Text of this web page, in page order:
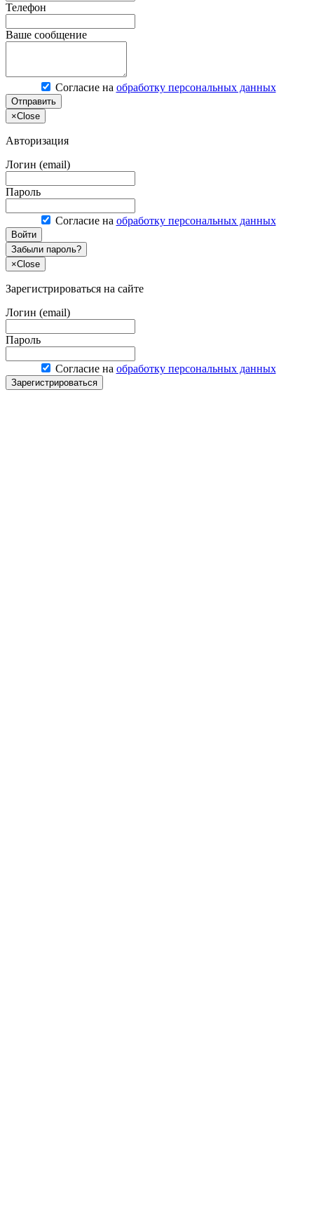
Телефон
Ваше сообщение
Согласие на обработку персональных данных
Отправить
×Close
Авторизация
Логин (email)
Пароль
Согласие на обработку персональных данных
Войти
Забыли пароль?
×Close
Зарегистрироваться на сайте
Логин (email)
Пароль
Согласие на обработку персональных данных
Зарегистрироваться